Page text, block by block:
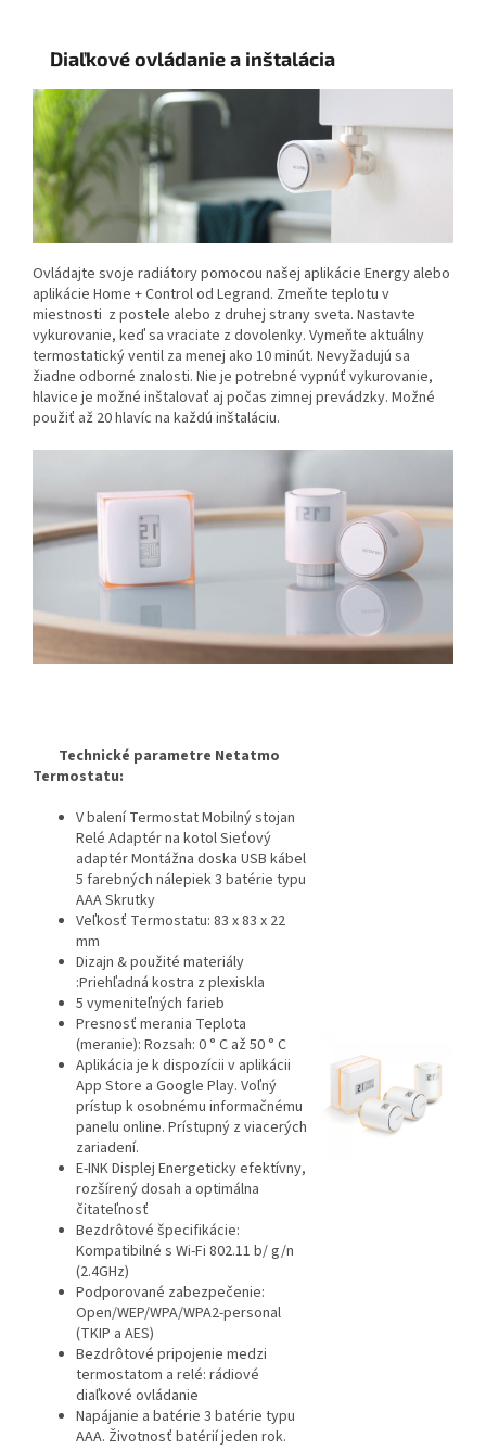
Diaľkové ovládanie a inštalácia
Ovládajte svoje radiátory pomocou našej aplikácie Energy alebo
aplikácie Home + Control od Legrand. Zmeňte teplotu v
miestnosti z postele alebo z druhej strany sveta. Nastavte
vykurovanie, keď sa vraciate z dovolenky. Vymeňte aktuálny
termostatický ventil za menej ako 10 minút. Nevyžadujú sa
žiadne odborné znalosti. Nie je potrebné vypnúť vykurovanie,
hlavice je možné inštalovať aj počas zimnej prevádzky. Možné
použiť až 20 hlavíc na každú inštaláciu.
Technické parametre Netatmo
Termostatu:
V balení Termostat Mobilný stojan
Relé Adaptér na kotol Sieťový
adaptér Montážna doska USB kábel
5 farebných nálepiek 3 batérie typu
AAA Skrutky
Veľkosť Termostatu: 83 x 83 x 22
mm
Dizajn & použité materiály
:Priehľadná kostra z plexiskla
5 vymeniteľných farieb
Presnosť merania Teplota
(meranie): Rozsah: 0 ° C až 50 ° C
Aplikácia je k dispozícii v aplikácii
App Store a Google Play. Voľný
prístup k osobnému informačnému
panelu online. Prístupný z viacerých
zariadení.
E-INK Displej Energeticky efektívny,
rozšírený dosah a optimálna
čitateľnosť
Bezdrôtové špecifikácie:
Kompatibilné s Wi-Fi 802.11 b/ g/n
(2.4GHz)
Podporované zabezpečenie:
Open/WEP/WPA/WPA2-personal
(TKIP a AES)
Bezdrôtové pripojenie medzi
termostatom a relé: rádiové
diaľkové ovládanie
Napájanie a batérie 3 batérie typu
AAA. Životnosť batérií jeden rok.